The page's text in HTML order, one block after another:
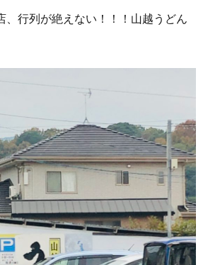
、行列が絶えない！！！山越うどん